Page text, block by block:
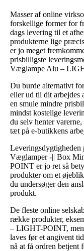
Masser af online
forskellige former for
dags levering til et
produkterne lige
er jo meget
prisbilligste
Væglampe Alu –
Du burde alternativt
eller ud til dit arbejdes
en smule mindre
mindst kostelige
du selv henter
tæt på e-butikkens
Væglamper -|| Box
POINT er jo ret så
produkter om et
du undersøger den
produkt.
De fleste online
række produkter,
– LIGHT-POINT,
laves før et angivent
nå at få ordren betjent